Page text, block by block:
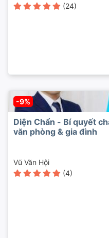
(24)
-9%
Diện Chẩn - Bí quyết
văn phòng & gia đình
Vũ Văn Hội
(4)